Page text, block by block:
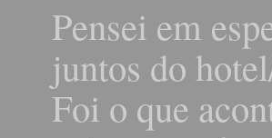
Pensei em
juntos do
Foi o que